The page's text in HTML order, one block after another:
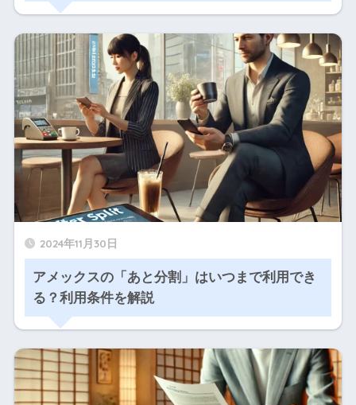
2024年11月30日
アメックスの「あと分割」はいつまで利用でき
る？利用条件を解説